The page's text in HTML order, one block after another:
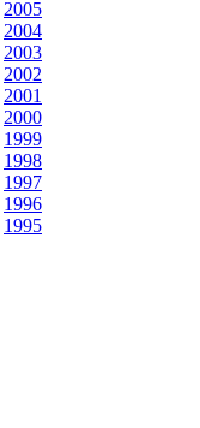
2005
2004
2003
2002
2001
2000
1999
1998
1997
1996
1995